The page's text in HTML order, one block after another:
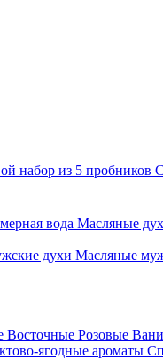
набор из 5 пробников
вода Масляные
духи Масляные
Восточные Розовые
ягодные ароматы